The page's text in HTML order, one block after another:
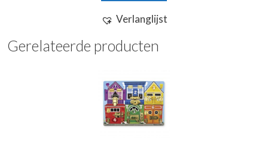
Verlanglijst
Gerelateerde producten